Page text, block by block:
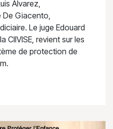
Alvarez,
De Giacento,
Le juge Edouard
CIIVISE, revient sur les
de protection de